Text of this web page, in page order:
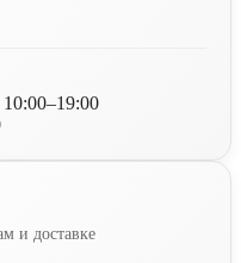
10:00–19:00
и доставке